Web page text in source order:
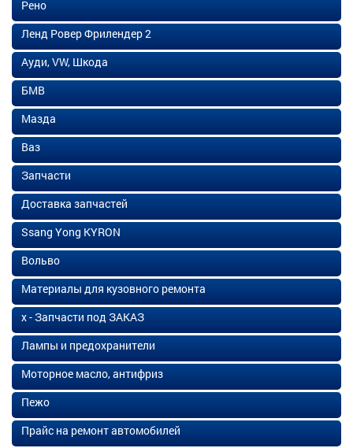
Рено
Ленд Ровер Фрилендер 2
Ауди, VW, Шкода
БМВ
Мазда
Ваз
Запчасти
Доставка запчастей
Ssang Yong KYRON
Вольво
Материалы для кузовного ремонта
х - Запчасти под ЗАКАЗ
Лампы и предохранители
Моторное масло, антифриз
Пежо
Прайс на ремонт автомобилей